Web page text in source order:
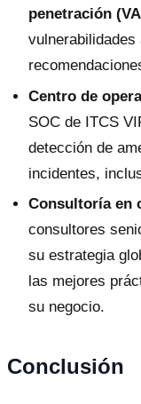
penetración
Centro de
SOC de ITCS
detección de
incidentes,
Consultoría en
consultores
su estrategia
las mejores
su negocio.
Conclusión